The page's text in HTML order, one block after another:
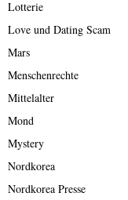
Lotterie
Love und Dating Scam
Mars
Menschenrechte
Mittelalter
Mond
Mystery
Nordkorea
Nordkorea Presse